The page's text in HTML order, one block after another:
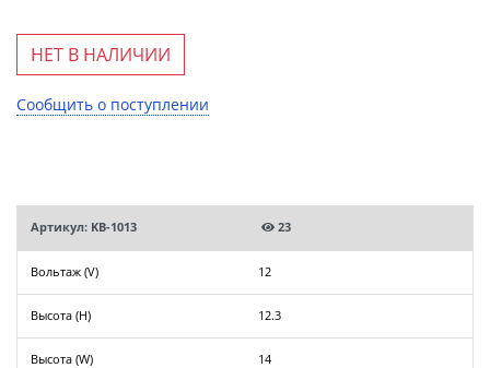
НЕТ В НАЛИЧИИ
Сообщить о поступлении
Артикул: KB-1013 23
Вольтаж (V) 12
Высота (H) 12.3
Высота (W) 14